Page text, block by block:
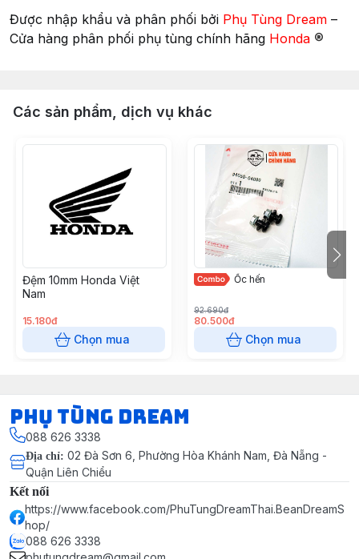
Được nhập khẩu và phân phối bởi Phụ Tùng Dream –
Cửa hàng phân phối phụ tùng chính hãng Honda ®
Các sản phẩm, dịch vụ khác
Đệm 10mm Honda Việt
Nam
15.180đ
Chọn mua
Ốc hến
92.690đ
80.500đ
Chọn mua
Phụ Tùng Dream
088 626 3338
Địa chỉ: 02 Đà Sơn 6, Phường Hòa Khánh Nam, Đà Nẵng -
Quận Liên Chiểu
Kết nối
https://www.facebook.com/PhuTungDreamThai.BeanDreamS
hop/
088 626 3338